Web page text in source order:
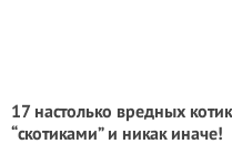
17 настолько вредных
“скотиками” и никак иначе!